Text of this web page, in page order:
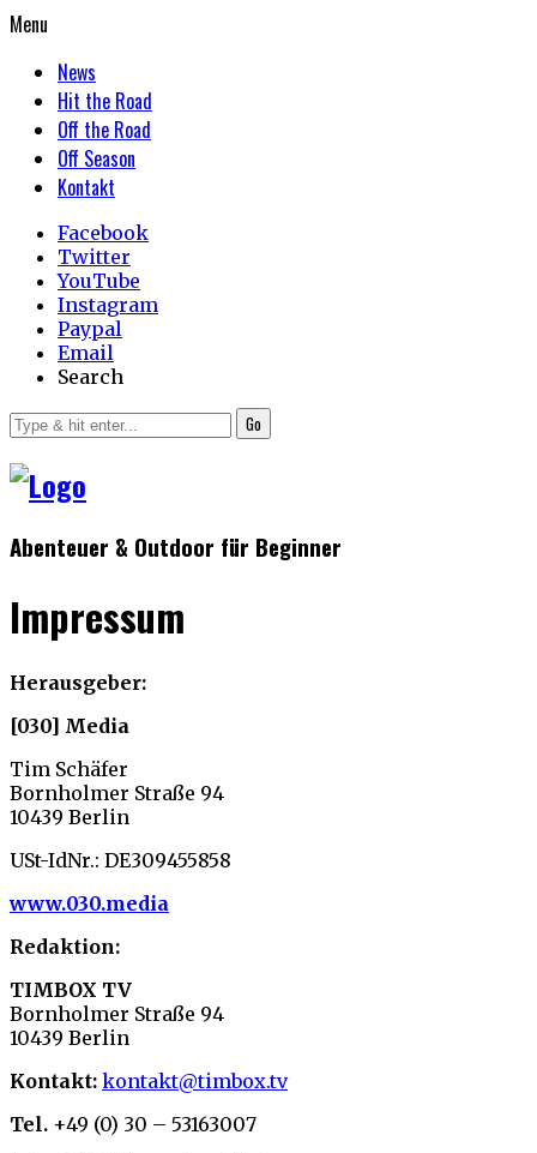
Menu
News
Hit the Road
Off the Road
Off Season
Kontakt
Facebook
Twitter
YouTube
Instagram
Paypal
Email
Search
Go
Abenteuer & Outdoor für Beginner
Impressum
Herausgeber:
[030] Media
Tim Schäfer
Bornholmer Straße 94
10439 Berlin
USt-IdNr.: DE309455858
www.030.media
Redaktion:
TIMBOX TV
Bornholmer Straße 94
10439 Berlin
Kontakt: kontakt@timbox.tv
Tel. +49 (0) 30 – 53163007